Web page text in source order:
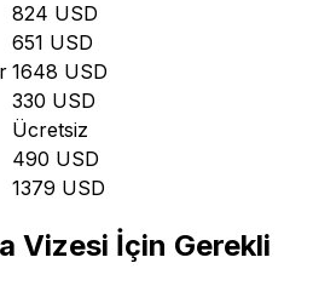
824 USD
651 USD
1648 USD
330 USD
Ücretsiz
490 USD
1379 USD
Vizesi İçin Gerekli